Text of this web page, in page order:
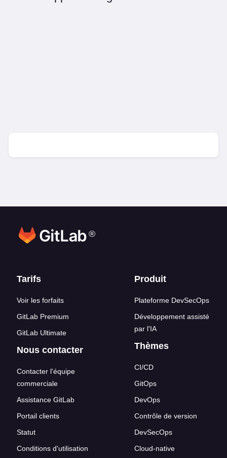
®
Liens en bas de page
Tarifs
Voir les forfaits
GitLab Premium
GitLab Ultimate
Nous contacter
Contacter l'équipe
commerciale
Assistance GitLab
Portail clients
Statut
Conditions d'utilisation
Produit
Plateforme DevSecOps
Développement assisté
par l'IA
Thèmes
CI/CD
GitOps
DevOps
Contrôle de version
DevSecOps
Cloud-native